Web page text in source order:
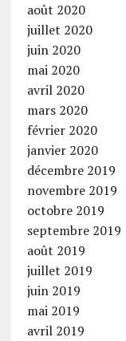
août 2020
juillet 2020
juin 2020
mai 2020
avril 2020
mars 2020
février 2020
janvier 2020
décembre 2019
novembre 2019
octobre 2019
septembre 2019
août 2019
juillet 2019
juin 2019
mai 2019
avril 2019